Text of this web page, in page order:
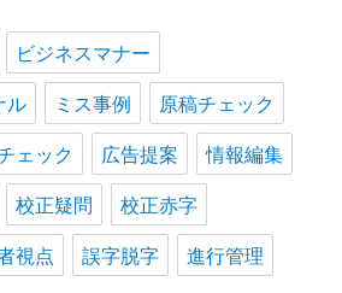
ビジネスマナー
ル
ミス事例
原稿チェック
ェック 広告提案
情報編集
校正疑問
校正赤字
視点 誤字脱字 進行管理